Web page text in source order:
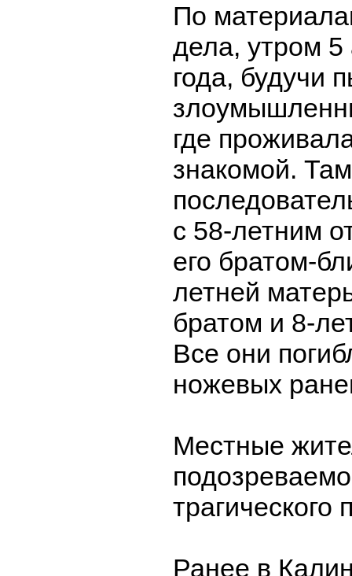
По
дела, утром 5
года, будучи
где
знакомой.
с 58-летним
его братом-
летней
братом и 8-
Все они
ножевых
Местные
трагического
Ранее в